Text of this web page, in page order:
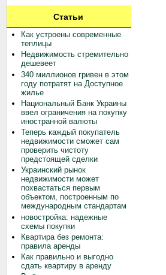
Статьи
Как устроены современные
теплицы
Недвижимость стремительно
дешевеет
340 миллионов гривен в этом
году потратят на Доступное
жилье
Национальный Банк Украины
ввел ограничения на покупку
иностранной валюты
Теперь каждый покупатель
недвижимости сможет сам
проверить чистоту
предстоящей сделки
Украинский рынок
недвижимости может
похвастаться первым
объектом, построенным по
международным стандартам
новостройка: надежные
схемы покупки
Квартира без ремонта:
правила аренды
Как правильно и выгодно
сдать квартиру в аренду